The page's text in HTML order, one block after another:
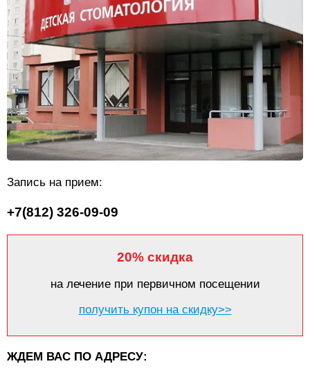
Запись на прием:
+7(812) 326-09-09
20% скидка
на лечение при первичном посещении
получить купон на скидку>>
ЖДЕМ ВАС ПО АДРЕСУ: